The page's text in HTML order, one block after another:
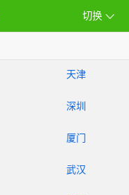
切换
天津
深圳
厦门
武汉